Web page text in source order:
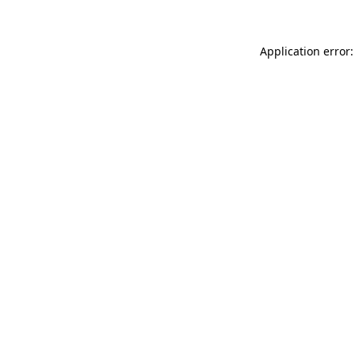
Application